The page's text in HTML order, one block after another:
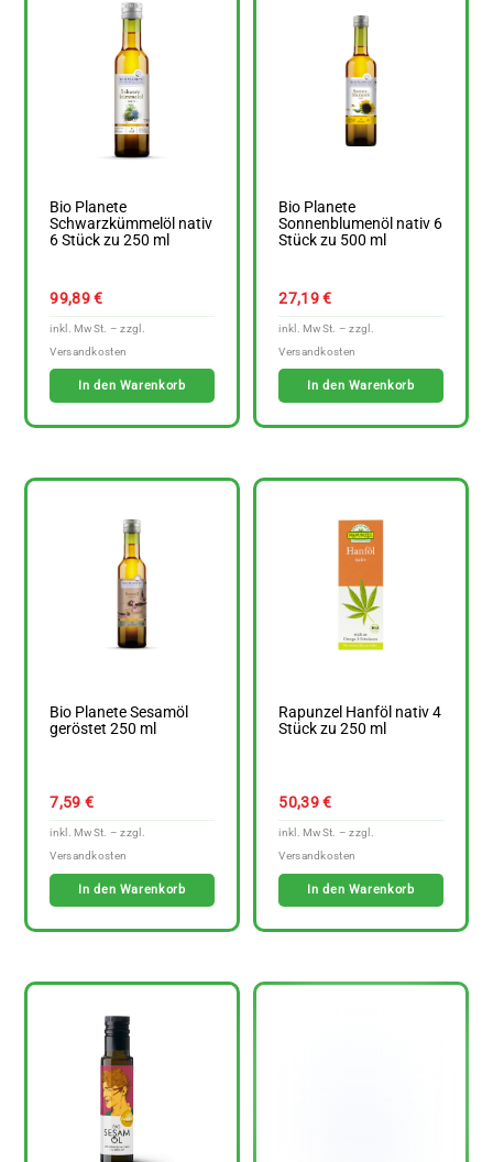
Bio Planete
Schwarzkümmelöl nativ
6 Stück zu 250 ml
99,89€
In den Warenkorb
Bio Planete
Sonnenblumenöl nativ 6
Stück zu 500 ml
27,19€
In den Warenkorb
Bio Planete Sesamöl
geröstet 250 ml
7,59 €
In den Warenkorb
Rapunzel Hanföl nativ 4
Stück zu 250 ml
50,39€
In den Warenkorb